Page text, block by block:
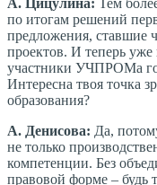
А. Цицулина: Тем
по итогам решений
предложения, ставшие
проектов. И теперь
участники УЧПРОМа
Интересна твоя точка
образования?
А. Денисова: Да,
не только
компетенции. Без
правовой форме – будь